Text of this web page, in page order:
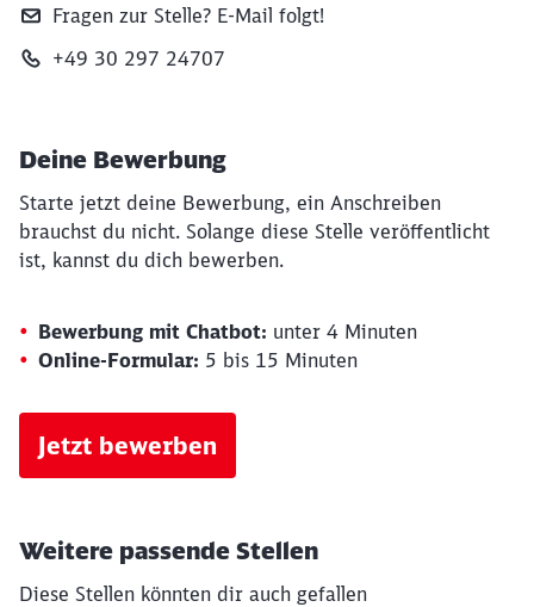
Fragen zur Stelle? E‑Mail folgt!
+49 30 297 24707
Deine Bewerbung
Starte jetzt deine Bewerbung, ein Anschreiben
brauchst du nicht. Solange diese Stelle veröffentlicht
ist, kannst du dich bewerben.
Bewerbung mit Chatbot: unter 4 Minuten
Online-Formular: 5 bis 15 Minuten
Jetzt bewerben
Weitere passende Stellen
Diese Stellen könnten dir auch gefallen